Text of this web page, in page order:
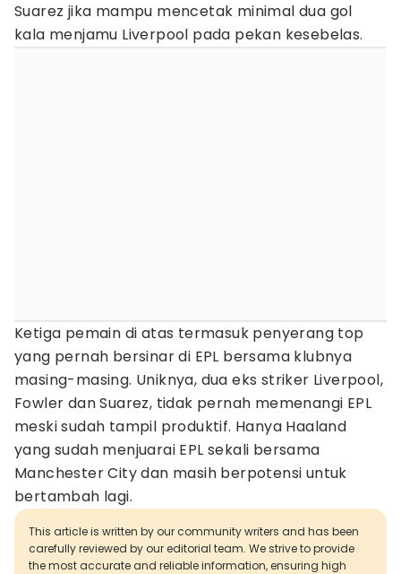
Suarez jika mampu mencetak minimal dua gol
kala menjamu Liverpool pada pekan kesebelas.
Ketiga pemain di atas termasuk penyerang top
yang pernah bersinar di EPL bersama klubnya
masing-masing. Uniknya, dua eks striker Liverpool,
Fowler dan Suarez, tidak pernah memenangi EPL
meski sudah tampil produktif. Hanya Haaland
yang sudah menjuarai EPL sekali bersama
Manchester City dan masih berpotensi untuk
bertambah lagi.
This article is written by our community writers and has been
carefully reviewed by our editorial team. We strive to provide
the most accurate and reliable information, ensuring high